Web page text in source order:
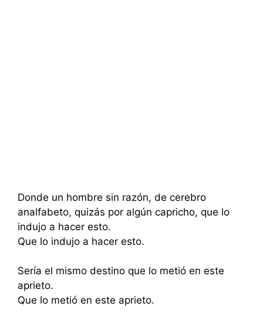
Donde un hombre sin razón, de cerebro
analfabeto, quizás por algún capricho, que lo
indujo a hacer esto.
Que lo indujo a hacer esto.
Sería el mismo destino que lo metió en este
aprieto.
Que lo metió en este aprieto.